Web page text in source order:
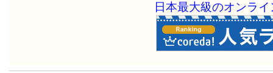
日本最大級のオンラ